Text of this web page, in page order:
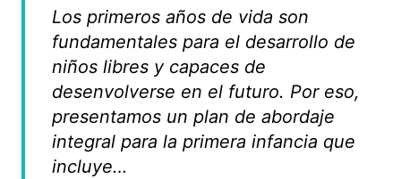
Los primeros años de vida son
fundamentales para el desarrollo de
niños libres y capaces de
desenvolverse en el futuro. Por eso,
presentamos un plan de abordaje
integral para la primera infancia que
incluye…